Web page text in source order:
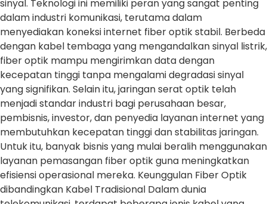
sinyal. Teknologi ini memiliki peran yang sangat penting
dalam industri komunikasi, terutama dalam
menyediakan koneksi internet fiber optik stabil. Berbeda
dengan kabel tembaga yang mengandalkan sinyal listrik,
fiber optik mampu mengirimkan data dengan
kecepatan tinggi tanpa mengalami degradasi sinyal
yang signifikan. Selain itu, jaringan serat optik telah
menjadi standar industri bagi perusahaan besar,
pembisnis, investor, dan penyedia layanan internet yang
membutuhkan kecepatan tinggi dan stabilitas jaringan.
Untuk itu, banyak bisnis yang mulai beralih menggunakan
layanan pemasangan fiber optik guna meningkatkan
efisiensi operasional mereka. Keunggulan Fiber Optik
dibandingkan Kabel Tradisional Dalam dunia